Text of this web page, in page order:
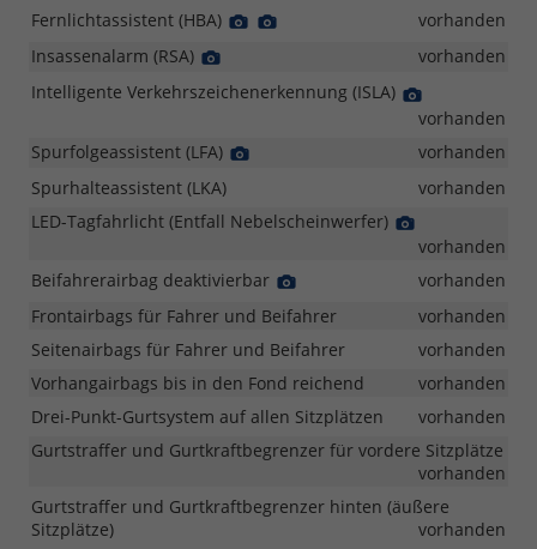
Fernlichtassistent (HBA)
Detail
vorhanden
Insassenalarm (RSA)
vorhanden
Intelligente Verkehrszeichenerkennung (ISLA)
Foto
vorhanden
Spurfolgeassistent (LFA)
vorhanden
Spurhalteassistent (LKA)
vorhanden
LED-Tagfahrlicht (Entfall Nebelscheinwerfer)
Foto
vorhanden
Beifahrerairbag deaktivierbar
vorhanden
Frontairbags für Fahrer und Beifahrer
vorhanden
Seitenairbags für Fahrer und Beifahrer
vorhanden
Vorhangairbags bis in den Fond reichend
vorhanden
Drei-Punkt-Gurtsystem auf allen Sitzplätzen
vorhanden
Gurtstraffer und Gurtkraftbegrenzer für vordere Sitzplätze
vorhanden
Gurtstraffer und Gurtkraftbegrenzer hinten (äußere
Sitzplätze)
vorhanden